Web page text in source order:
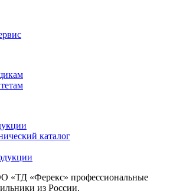
каталог
«Ферекс» профессиональные
из России.